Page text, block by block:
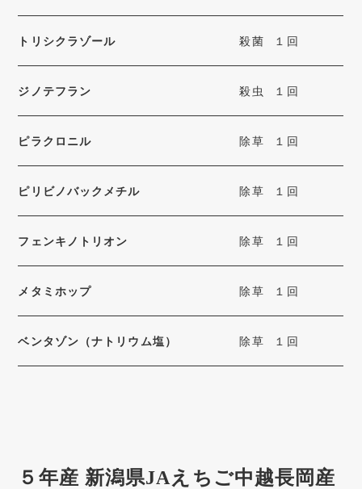
トリシクラゾール 殺菌 １回
ジノテフラン 殺虫 １回
ピラクロニル 除草 １回
ピリビノバックメチル 除草 １回
フェンキノトリオン 除草 １回
メタミホップ 除草 １回
ベンタゾン（ナトリウム塩） 除草 １回
５年産 新潟県JAえちご中越長岡産